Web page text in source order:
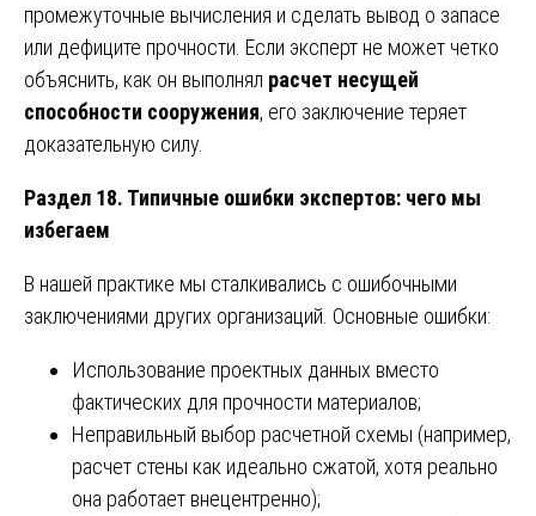
промежуточные вычисления и сделать вывод о запасе
или дефиците прочности. Если эксперт не может четко
объяснить, как он выполнял расчет несущей
способности сооружения, его заключение теряет
доказательную силу.
Раздел 18. Типичные ошибки экспертов: чего мы
избегаем
В нашей практике мы сталкивались с ошибочными
заключениями других организаций. Основные ошибки:
Использование проектных данных вместо
фактических для прочности материалов;
Неправильный выбор расчетной схемы (например,
расчет стены как идеально сжатой, хотя реально
она работает внецентренно);